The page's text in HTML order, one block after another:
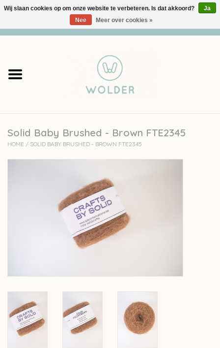
Garens
Accessoires
workshops
Solid Baby Brushed - Brown FTE2345
HOME / SOLID BABY BRUSHED - BROWN FTE2345
Wij slaan cookies op om onze website te verbeteren. Is dat akkoord?
Ja
Nee
Meer over cookies »